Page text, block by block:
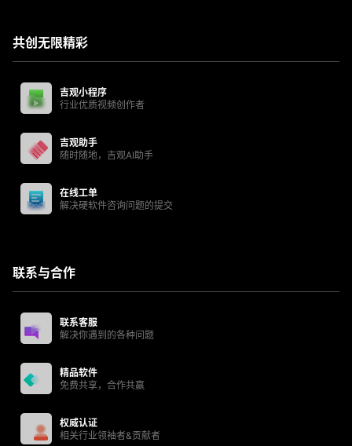
共创无限精彩
吉观小程序
行业优质视频创作者
吉观助手
随时随地，吉观AI助手
在线工单
解决硬软件咨询问题的提交
联系与合作
联系客服
解决你遇到的各种问题
精品软件
免费共享，合作共赢
权威认证
相关行业领袖者&贡献者